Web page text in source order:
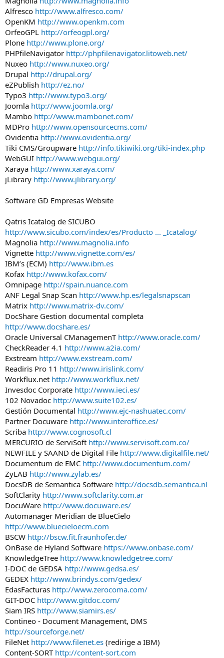
Alfresco http://www.alfresco.com/
OpenKM http://www.openkm.com
OrfeoGPL http://orfeogpl.org/
Plone http://www.plone.org/
PHPfileNavigator http://phpfilenavigator.litoweb.net/
Nuxeo http://www.nuxeo.org/
Drupal http://drupal.org/
eZPublish http://ez.no/
Typo3 http://www.typo3.org/
Joomla http://www.joomla.org/
Mambo http://www.mambonet.com/
MDPro http://www.opensourcecms.com/
Ovidentia http://www.ovidentia.org/
Tiki CMS/Groupware http://info.tikiwiki.org/tiki-index.php
WebGUI http://www.webgui.org/
Xaraya http://www.xaraya.com/
jLibrary http://www.jlibrary.org/
Software GD Empresas Website
Qatris Icatalog de SICUBO
http://www.sicubo.com/index/es/Producto ... _Icatalog/
Magnolia http://www.magnolia.info
Vignette http://www.vignette.com/es/
IBM’s (ECM) http://www.ibm.es
Kofax http://www.kofax.com/
Omnipage http://spain.nuance.com
ANF Legal Snap Scan http://www.hp.es/legalsnapscan
Matrix http://www.matrix-dv.com/
DocShare Gestion documental completa
http://www.docshare.es/
Oracle Universal CManagemenT http://www.oracle.com/
CheckReader 4.1 http://www.a2ia.com/
Exstream http://www.exstream.com/
Readiris Pro 11 http://www.irislink.com/
Workflux.net http://www.workflux.net/
Invesdoc Corporate http://www.ieci.es/
102 Novadoc http://www.suite102.es/
Gestión Documental http://www.ejc-nashuatec.com/
Partner Docuware http://www.interoffice.es/
Scriba http://www.cognosoft.cl
MERCURIO de ServiSoft http://www.servisoft.com.co/
NEWFILE y SAAND de Digital File http://www.digitalfile.net/
Documentum de EMC http://www.documentum.com/
ZyLAB http://www.zylab.es/
DocsDB de Semantica Software http://docsdb.semantica.nl
SoftClarity http://www.softclarity.com.ar
DocuWare http://www.docuware.es/
Automanager Meridian de BlueCielo
http://www.bluecieloecm.com
BSCW http://bscw.fit.fraunhofer.de/
OnBase de Hyland Software https://www.onbase.com/
KnowledgeTree http://www.knowledgetree.com/
I-DOC de GEDSA http://www.gedsa.es/
GEDEX http://www.brindys.com/gedex/
EdasFacturas http://www.zerocoma.com/
GIT-DOC http://www.gitdoc.com/
Siam IRS http://www.siamirs.es/
Contineo - Document Management, DMS
http://sourceforge.net/
FileNet http://www.filenet.es (redirige a IBM)
Content-SORT http://content-sort.com